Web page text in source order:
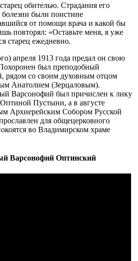
обителью. Страдания его
были поистине
от помощи врача и какой бы
повторял: «Оставьте меня, я уже
старец ежедневно.
апреля 1913 года предал он свою
был преподобный
рядом со своим духовным отцом
Анатолием (Зерцаловым).
Варсонофий был причислен к лику
Пустыни, а в августе
Архиерейским Собором Русской
для общецерковного
во Владимирском храме
Варсонофий Оптинский